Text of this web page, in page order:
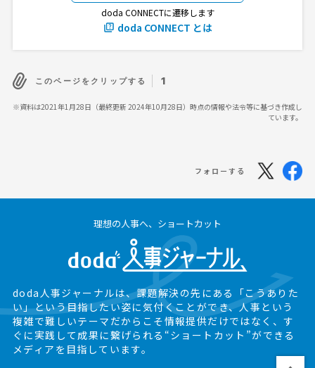
doda CONNECTに遷移します
doda CONNECT とは
このページをクリップする 1
※資料は2021年1月28日（最終更新 2024年10月28日）時点の情報や法令等に基づき作成し
ています。
フォローする
理想の人事へ、ショートカット
doda人事ジャーナルは、課題解決の先にある
「こうありた
い」という目指したい姿に気付くことができ、人事という
複雑で難しいテーマだからこそ情報提供だけではなく、 す
ぐに実践して成果に繋げられる“ショートカット”ができる
メディアを目指しています。